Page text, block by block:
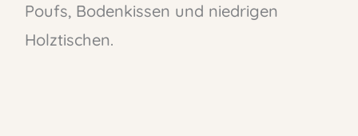
Poufs, Bodenkissen und niedrigen
Holztischen.